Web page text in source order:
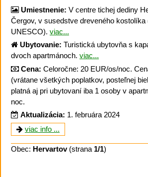
Umiestnenie: V centre tichej dediny
Čergov, v susedstve dreveného kostolíka
UNESCO). viac...
Ubytovanie: Turistická ubytovňa s
dvoch apartmánoch. viac...
Cena: Celoročne: 20 EUR/os/noc.
(vrátane všetkých poplatkov, posteľnej
platná aj pri ubytovaní iba 1 osoby v
noc.
Aktualizácia: 1. februára 2024
viac info ...
Obec: Hervartov(strana 1/1)